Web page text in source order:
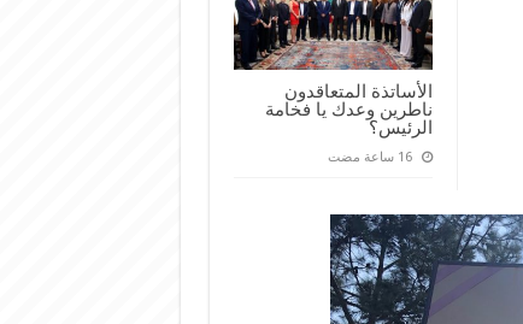
الأساتذة المتعاقدون
ناطرين وعدك يا فخامة
الرئيس؟
‏16 ساعة مضت